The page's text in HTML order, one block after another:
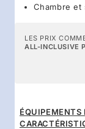
Chambre et
LES PRIX
ALL-INCLUSIVE
ÉQUIPEMENTS